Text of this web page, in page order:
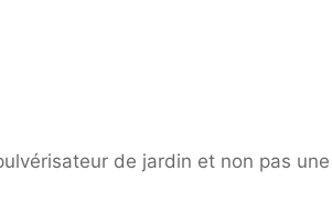
de jardin et non pas une